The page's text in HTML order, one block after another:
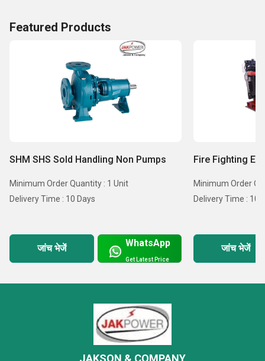
Featured Products
SHM SHS Sold Handling Non Pumps
Minimum Order Quantity : 1 Unit
Delivery Time : 10 Days
जांच भेजें WhatsApp
Get Latest Price
Fire Fighting
Minimum Order
Delivery Time : 10
जांच भेजें
JAKSON & COMPANY